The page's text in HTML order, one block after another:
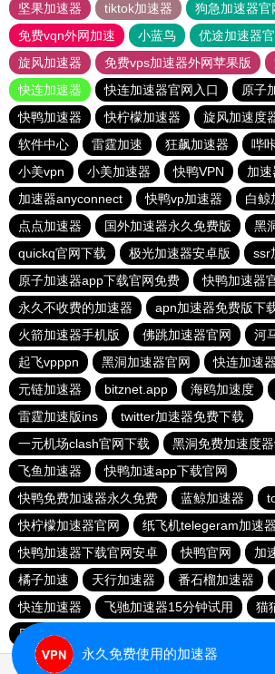
坚果加速器
tiktok加速器
狗急加速器官
免费vqn外网加速
小蓝鸟 优途加速器
旋风加速器
免费vps加速器外网苹果版
快连加速器
快连加速器官网入口
原子
快鸭加速器
快柠檬加速器 旋风加速度
软件中心
雷霆加速 狂飙加速器 哔
小美vpn
小美加速器 快鸭VPN
加
加速器anyconnect
快鸭vp加速器
白鲸
点点加速器
国外加速器永久免费版
黑
quickq官网下载
极光加速器安卓版
ssr
原子加速器app下载官网免费
快鸭加速器
永久不收费的加速器
apn加速器免费版下
火箭加速器手机版
佛跳加速器官网
河
起飞vpppn
黑洞加速器官网
快连加速
元链加速器
bitznet.app 海鸥加速度
雷霆加速版ins
twitter加速器免费下载
一元机场clash官网下载
黑洞免费加速度
飞鱼加速器
快鸭加速app下载官网
快鸭免费加速器永久免费
蓝鲸加速器
快柠檬加速器官网
纸飞机telegeram加速器
快鸭加速器下载官网安卓
快鸭官网
加
橘子加速
天行加速器 番石榴加速器
快连加速器
飞驰加速器15分钟试用 猫
风驰加速官网首页
永久免费使用的加速器